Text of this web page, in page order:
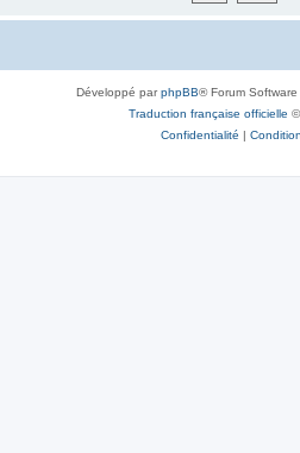
Développé parphpBB® Forum
Traduction française officielle ©
Confidentialité |